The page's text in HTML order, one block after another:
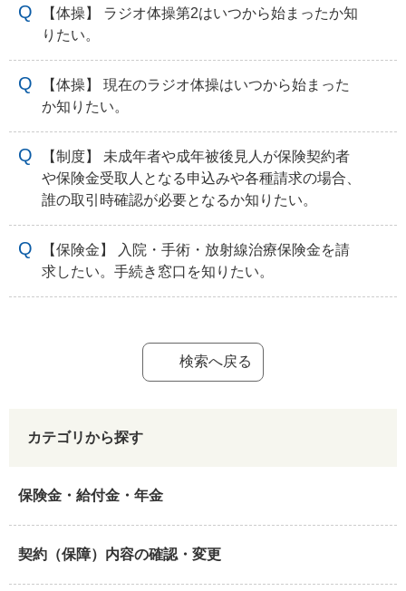
【体操】 ラジオ体操第2はいつから始まったか知
りたい。
【体操】 現在のラジオ体操はいつから始まった
か知りたい。
【制度】 未成年者や成年被後見人が保険契約者
や保険金受取人となる申込みや各種請求の場合、
誰の取引時確認が必要となるか知りたい。
【保険金】 入院・手術・放射線治療保険金を請
求したい。手続き窓口を知りたい。
検索へ戻る
カテゴリから探す
保険金・給付金・年金
契約（保障）内容の確認・変更